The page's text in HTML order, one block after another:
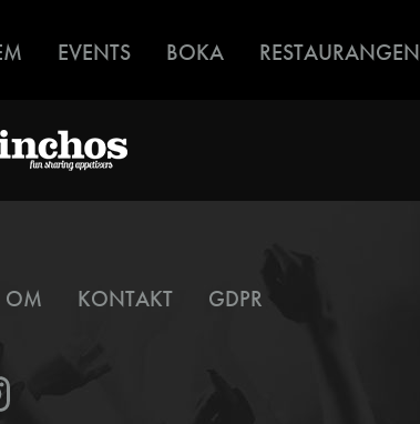
EVENTS BOKA RESTAURANGEN
OM KONTAKT GDPR